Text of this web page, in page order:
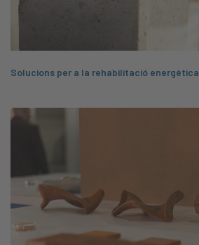
Solucions per a la rehabilitació energètica